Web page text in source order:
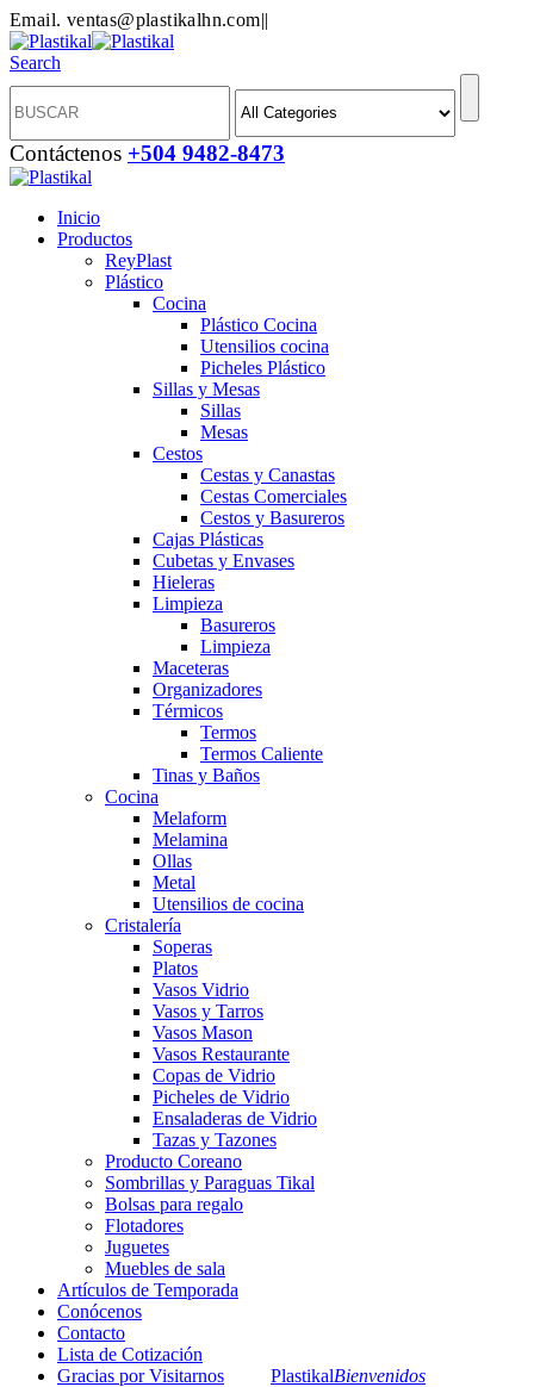
Email. ventas@plastikalhn.com||
Search
Contáctenos +504 9482-8473
Inicio
Productos
ReyPlast
Plástico
Cocina
Plástico Cocina
Utensilios cocina
Picheles Plástico
Sillas y Mesas
Sillas
Mesas
Cestos
Cestas y Canastas
Cestas Comerciales
Cestos y Basureros
Cajas Plásticas
Cubetas y Envases
Hieleras
Limpieza
Basureros
Limpieza
Maceteras
Organizadores
Térmicos
Termos
Termos Caliente
Tinas y Baños
Cocina
Melaform
Melamina
Ollas
Metal
Utensilios de cocina
Cristalería
Soperas
Platos
Vasos Vidrio
Vasos y Tarros
Vasos Mason
Vasos Restaurante
Copas de Vidrio
Picheles de Vidrio
Ensaladeras de Vidrio
Tazas y Tazones
Producto Coreano
Sombrillas y Paraguas Tikal
Bolsas para regalo
Flotadores
Juguetes
Muebles de sala
Artículos de Temporada
Conócenos
Contacto
Lista de Cotización
Gracias por Visitarnos
PlastikalBienvenidos